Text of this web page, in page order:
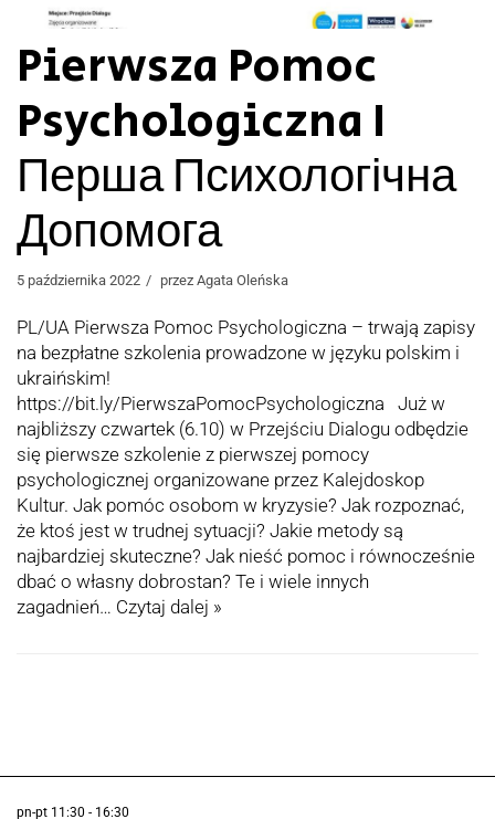
Pierwsza Pomoc
Psychologiczna I
Перша Психологічна
Допомога
5 października 2022 przez Agata Oleńska
PL/UA Pierwsza Pomoc Psychologiczna – trwają zapisy
na bezpłatne szkolenia prowadzone w języku polskim i
ukraińskim!
https://bit.ly/PierwszaPomocPsychologiczna Już w
najbliższy czwartek (6.10) w Przejściu Dialogu odbędzie
się pierwsze szkolenie z pierwszej pomocy
psychologicznej organizowane przez Kalejdoskop
Kultur. Jak pomóc osobom w kryzysie? Jak rozpoznać,
że ktoś jest w trudnej sytuacji? Jakie metody są
najbardziej skuteczne? Jak nieść pomoc i równocześnie
dbać o własny dobrostan? Te i wiele innych
zagadnień… Czytaj dalej »
pn-pt 11:30 - 16:30